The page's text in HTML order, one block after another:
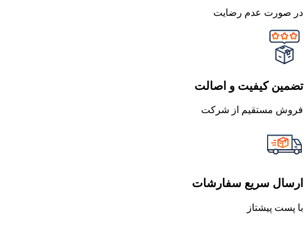
در صورت عدم رضایت
تضمین کیفیت و اصالت
فروش مستقیم از شرکت
ارسال سریع سفارشات
با پست پیشتاز